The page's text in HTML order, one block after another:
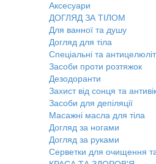
Аксесуари
ДОГЛЯД ЗА ТІЛОМ
Для ванної та душу
Догляд для тіла
Спеціальні та
Засоби проти розтяжок
Дезодоранти
Захист від сонця та
Засоби для депіляції
Масажні масла для тіла
Догляд за ногами
Догляд за руками
Серветки для очищення